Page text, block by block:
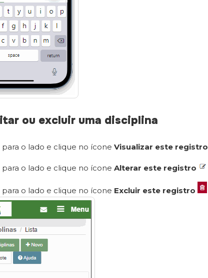
ou excluir uma disciplina
para o lado e clique no íconeVisualizar este registro
para o lado e clique no íconeAlterar este registro
o lado e clique no ícone Excluir este registro